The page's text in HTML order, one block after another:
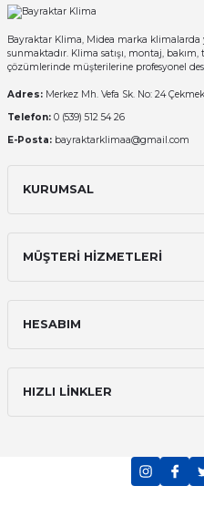
Bayraktar Klima, Midea marka klimalarda
sunmaktadır. Klima satışı, montaj,
çözümlerinde müşterilerine profesyonel
Adres: Merkez Mh. Vefa Sk. No: 24
Telefon: 0 (539) 512 54 26
E-Posta: bayraktarklimaa@gmail.com
KURUMSAL
MÜŞTERİ HİZMETLERİ
HESABIM
HIZLI LİNKLER